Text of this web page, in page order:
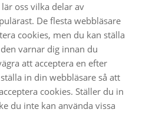
oss vilka delar av
De flesta webbläsare
cookies, men du kan ställa
varnar dig innan du
att acceptera en efter
in din webbläsare så att
cookies. Ställer du in
du inte kan använda vissa